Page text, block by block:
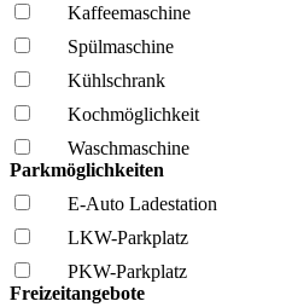
Kaffee­maschine
Spül­maschine
Kühl­schrank
Kochmöglich­keit
Wasch­maschine
Parkmöglichkeiten
E-Auto Ladestation
LKW-Parkplatz
PKW-Parkplatz
Freizeitangebote